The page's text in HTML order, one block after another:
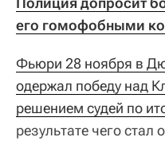
его гомофобными
Фьюри 28 ноября в
одержал победу над
решением судей по
результате чего стал